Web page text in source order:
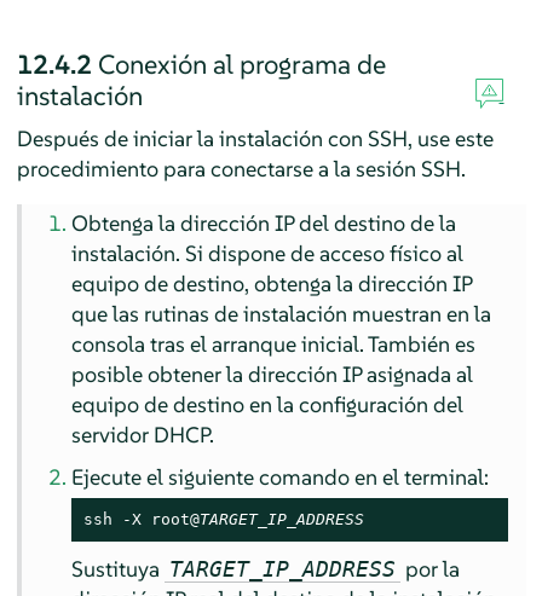
12.4.2 Conexión al programa de
instalación
Después de iniciar la instalación con SSH, use este
procedimiento para conectarse a la sesión SSH.
Obtenga la dirección IP del destino de la
instalación. Si dispone de acceso físico al
equipo de destino, obtenga la dirección IP
que las rutinas de instalación muestran en la
consola tras el arranque inicial. También es
posible obtener la dirección IP asignada al
equipo de destino en la configuración del
servidor DHCP.
Ejecute el siguiente comando en el terminal:
ssh -X root@TARGET_IP_ADDRESS
Sustituya TARGET_IP_ADDRESS por la